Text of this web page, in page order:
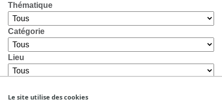
Le site utilise des cookies
Thématique
Catégorie
Lieu